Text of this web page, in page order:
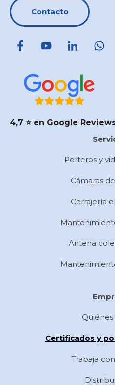
Contacto
4,7 ⭐️ en Google
Porteros y
Cámaras
Cerrajería
Antena
Certificados y
Trabaja